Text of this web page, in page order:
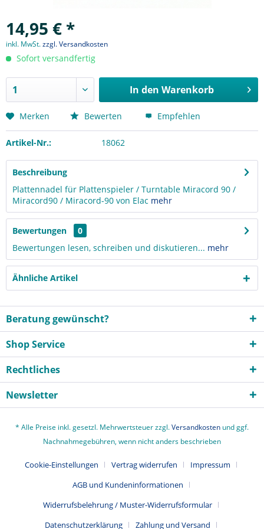
14,95 € *
inkl. MwSt.zzgl. Versandkosten
Sofort versandfertig
In den Warenkorb
Merken Bewerten Empfehlen
Artikel-Nr.: 18062
Beschreibung
Plattennadel für Plattenspieler / Turntable Miracord 90 /
Miracord90 / Miracord-90 von Elac mehr
Bewertungen
0
Bewertungen lesen, schreiben und diskutieren... mehr
Ähnliche Artikel
Beratung gewünscht?
Shop Service
Rechtliches
Newsletter
* Alle Preise inkl. gesetzl. Mehrwertsteuer zzgl.Versandkosten und ggf.
Nachnahmegebühren, wenn nicht anders beschrieben
Cookie-Einstellungen Vertrag widerrufen
Impressum
AGB und Kundeninformationen
Widerrufsbelehrung / Muster-Widerrufsformular
Datenschutzerklärung
Zahlung und Versand